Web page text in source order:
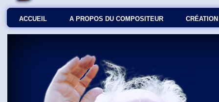
ACCUEIL A PROPOS DU COMPOSITEUR СRÉATION